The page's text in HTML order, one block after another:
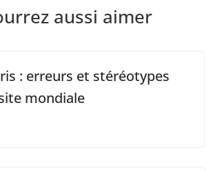
aussi aimer
: erreurs et stéréotypes
mondiale